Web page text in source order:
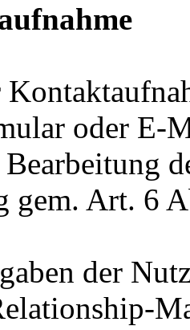
oder E-
gem. Art. 6
der